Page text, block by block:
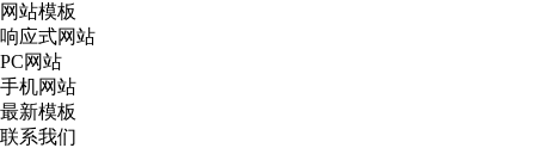
网站模板
响应式网站
PC网站
手机网站
最新模板
联系我们